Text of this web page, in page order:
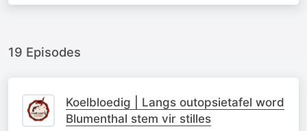
19 Episodes
Koelbloedig | Langs outopsietafel word
Blumenthal stem vir stilles